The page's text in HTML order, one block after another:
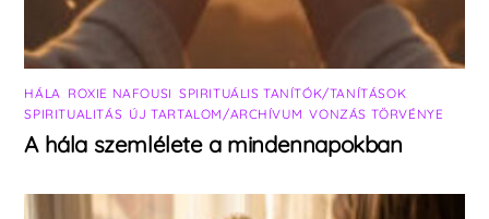
HÁLA ROXIE NAFOUSI SPIRITUÁLIS TANÍTÓK/TANÍTÁSOK
SPIRITUALITÁS ÚJ TARTALOM/ARCHÍVUM ,VONZÁS TÖRVÉNYE
A hála szemlélete a mindennapokban